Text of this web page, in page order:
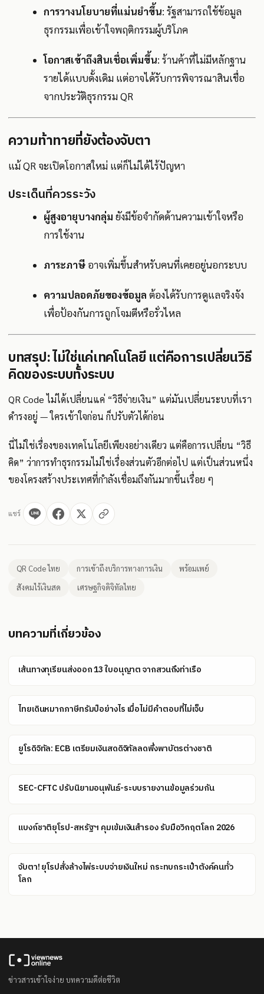
การวางนโยบายที่แม่นยำขึ้น: รัฐสามารถใช้ข้อมูล
ธุรกรรมเพื่อเข้าใจพฤติกรรมผู้บริโภค
โอกาสเข้าถึงสินเชื่อเพิ่มขึ้น: ร้านค้าที่ไม่มีหลักฐาน
รายได้แบบดั้งเดิม แต่อาจได้รับการพิจารณาสินเชื่อ
จากประวัติธุรกรรม QR
ความท้าทายที่ยังต้องจับตา
แม้ QR จะเปิดโอกาสใหม่ แต่ก็ไม่ได้ไร้ปัญหา
ประเด็นที่ควรระวัง
ผู้สูงอายุบางกลุ่ม ยังมีข้อจำกัดด้านความเข้าใจหรือ
การใช้งาน
ภาระภาษี อาจเพิ่มขึ้นสำหรับคนที่เคยอยู่นอกระบบ
ความปลอดภัยของข้อมูล ต้องได้รับการดูแลจริงจัง
เพื่อป้องกันการถูกโจมตีหรือรั่วไหล
บทสรุป: ไม่ใช่แค่เทคโนโลยี แต่คือการเปลี่ยนวิธี
คิดของระบบทั้งระบบ
QR Code ไม่ได้เปลี่ยนแค่ “วิธีจ่ายเงิน” แต่มันเปลี่ยนระบบที่เรา
ดำรงอยู่ — ใครเข้าใจก่อน ก็ปรับตัวได้ก่อน
นี่ไม่ใช่เรื่องของเทคโนโลยีเพียงอย่างเดียว แต่คือการเปลี่ยน “วิธี
คิด” ว่าการทำธุรกรรมไม่ใช่เรื่องส่วนตัวอีกต่อไป แต่เป็นส่วนหนึ่ง
ของโครงสร้างประเทศที่กำลังเชื่อมถึงกันมากขึ้นเรื่อย ๆ
แชร์
QR Code ไทย การเข้าถึงบริการทางการเงิน
พร้อมเพย์
สังคมไร้เงินสด
เศรษฐกิจดิจิทัลไทย
บทความที่เกี่ยวข้อง
เส้นทางทุเรียนส่งออก 13 ใบอนุญาต จากสวนถึงท่าเรือ
ไทยเดินหมากภาษีทรัมป์อย่างไร เมื่อไม่มีคำตอบที่ไม่เจ็บ
ยูโรดิจิทัล: ECB เตรียมเงินสดดิจิทัลลดพึ่งพาบัตรต่างชาติ
SEC-CFTC ปรับนิยามอนุพันธ์-ระบบรายงานข้อมูลร่วมกัน
แบงก์ชาติยุโรป-สหรัฐฯ คุมเข้มเงินสำรอง รับมือวิกฤตโลก 2026
จับตา! ยุโรปสั่งล้างไพ่ระบบจ่ายเงินใหม่ กระทบกระเป๋าตังค์คนทั่ว
โลก
ข่าวสารเข้าใจง่าย บทความดีต่อชีวิต